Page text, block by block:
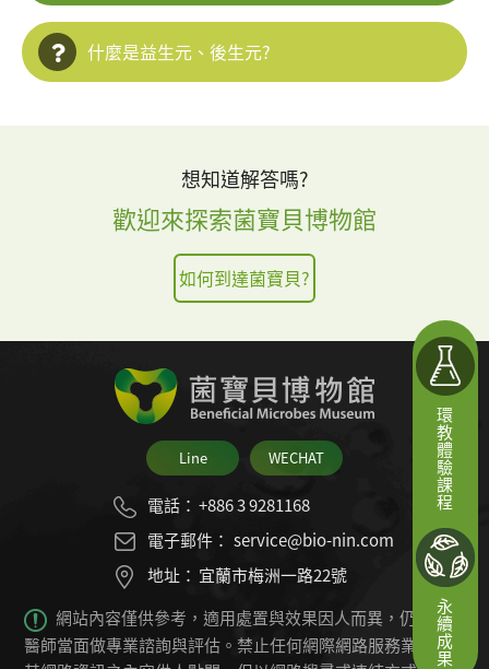
什麼是益生元、後生元?
想知道解答嗎?
歡迎來探索菌寶貝博物館
如何到達菌寶貝?
Line WECHAT
電話： +886 3 9281168
電子郵件： service@bio-nin.com
地址： 宜蘭市梅洲一路22號
網站內容僅供參考，適用處置與效果因人而異，仍必須由
醫師當面做專業諮詢與評估。禁止任何網際網路服務業者轉錄
環教體驗課程
永續成果